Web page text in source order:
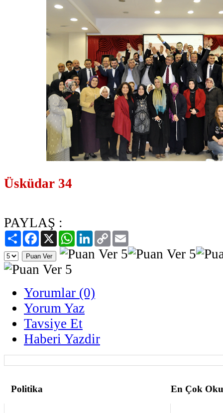
Üsküdar 34
PAYLAŞ :
PaylaşFacebook
X WhatsAppLinkedIn
Copy
Link
Yorumlar (0)
Yorum Yaz
Tavsiye Et
Haberi Yazdir
Politika En Çok